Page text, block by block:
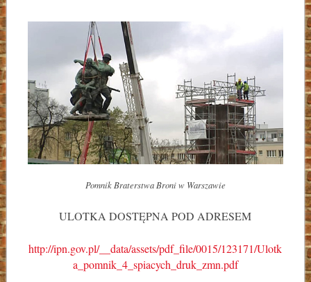
Pomnik Braterstwa Broni w Warszawie
ULOTKA DOSTĘPNA POD ADRESEM
http://ipn.gov.pl/__data/assets/pdf_file/0015/123171/Ulotk
a_pomnik_4_spiacych_druk_zmn.pdf